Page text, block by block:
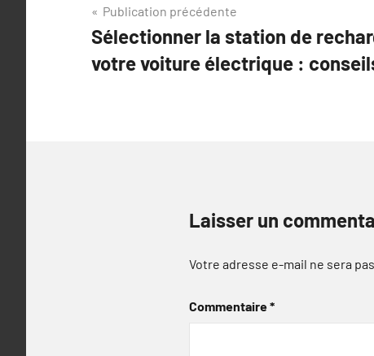
Navigation
de
l’article
Publication précédente
Sélectionner la station de
votre voiture électrique :
Laisser un
Votre adresse e-mail ne sera
Commentaire*